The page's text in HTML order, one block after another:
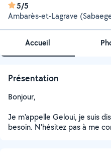
5/5
Ambarès-et-Lagrave
Accueil
Présentation
Bonjour,
Je m'appelle Geloui, je suis
besoin. N'hésitez pas à me